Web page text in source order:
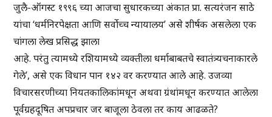
जुलै-ऑगस्ट १९९६ च्या आजचा सुधारकच्या अंकात प्रा. सत्यरंजन साठे
यांचा ‘धर्मनिरपेक्षता आणि सर्वोच्च न्यायालय’ असे शीर्षक असलेला एक
चांगला लेख प्रसिद्ध झाला
आहे. परंतु त्यामध्ये रशियामध्ये व्यक्तीला धर्माबाबतचे स्वातंत्र्यचनाकारले
गेले’, असे एक विधान पान १४२ वर करण्यात आले आहे. उजव्या
विचारसरणीच्या नियतकालिकांमधून अथवा ग्रंथांमधून करण्यात आलेला
पूर्वग्रहदूषित अपप्रचार जर बाजूला ठेवला तर काय आढळते?